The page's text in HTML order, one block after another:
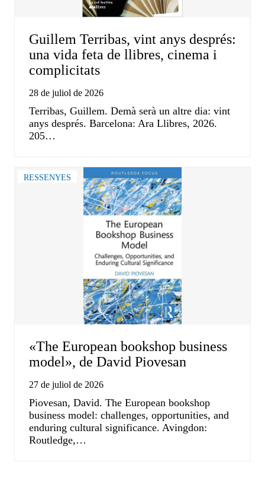
Guillem Terribas, vint anys després:
una vida feta de llibres, cinema i
complicitats
28 de juliol de 2026
Terribas, Guillem. Demà serà un altre dia: vint
anys després. Barcelona: Ara Llibres, 2026.
205…
RESSENYES
«The European bookshop business
model», de David Piovesan
27 de juliol de 2026
Piovesan, David. The European bookshop
business model: challenges, opportunities, and
enduring cultural significance. Avingdon:
Routledge,…